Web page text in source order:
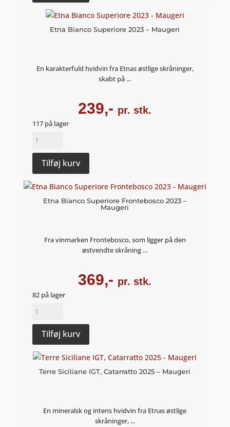
Maugeri
Etna Bianco Superiore 2023 – Maugeri
En karakterfuld hvidvin fra Etnas østlige skråninger,
skabt på ...
239,- pr. stk.
117 på lager
Etna
Superiore
2023
-
Maugeri
Tilføj kurv
Etna Bianco Superiore Frontebosco 2023 –
Maugeri
Fra vinmarken Frontebosco, som ligger på den
østvendte skråning ...
369,- pr. stk.
82 på lager
Etna
Superiore
Frontebosco
2023
Tilføj kurv
Terre Siciliane IGT, Catarratto 2025 – Maugeri
En mineralsk og intens hvidvin fra Etnas østlige
skråninger, ...